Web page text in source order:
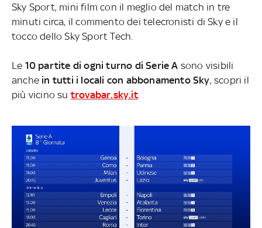
Sky Sport, mini film con il meglio del match in tre
minuti circa, il commento dei telecronisti di Sky e il
tocco dello Sky Sport Tech.
Le 10 partite di ogni turno di Serie A sono visibili
anche in tutti i locali con abbonamento Sky, scopri il
più vicino su trovabar.sky.it.